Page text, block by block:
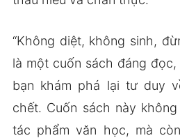
“Không diệt, không sinh,
là một cuốn sách đáng
bạn khám phá lại tư duy
chết. Cuốn sách này
tác phẩm văn học, mà